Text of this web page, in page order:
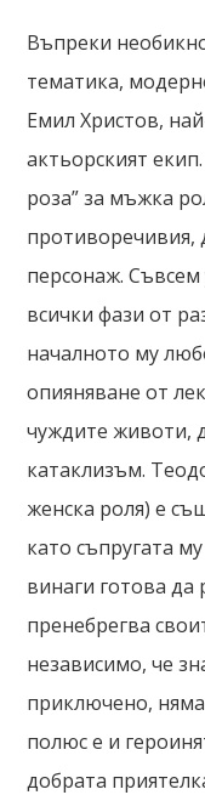
Въпреки
тематика,
Емил Христов,
актьорският
роза” за мъжка
противоречивия,
персонаж.
всички фази от
началното му
опияняване от
чуждите животи,
катаклизъм.
женска роля) е
като съпругата
винаги готова
пренебрегва
независимо, че
приключено,
полюс е и
добрата